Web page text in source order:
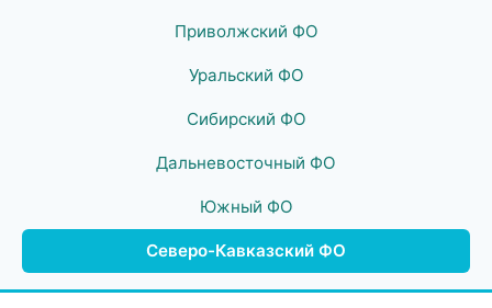
Приволжский ФО
Уральский ФО
Сибирский ФО
Дальневосточный ФО
Южный ФО
Северо-Кавказский ФО